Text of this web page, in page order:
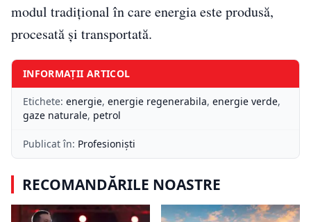
modul tradițional în care energia este produsă,
procesată și transportată.
INFORMAȚII ARTICOL
Etichete: energie, energie regenerabila, energie verde,
gaze naturale, petrol
Publicat în: Profesioniști
RECOMANDĂRILE NOASTRE